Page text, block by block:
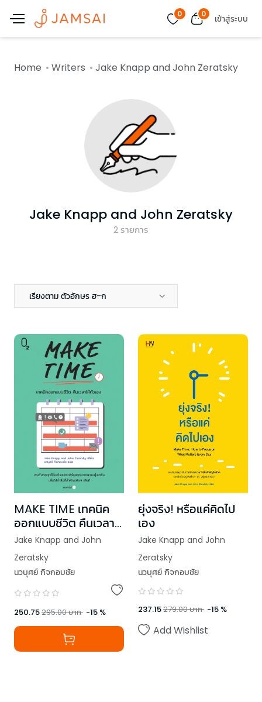
0 0 เข้าสู่ระบบ
Home Writers Jake Knapp and John Zeratsky
Jake Knapp and John Zeratsky
2รายการ
เรียงตาม ตัวอักษร ฮ-ก
MAKE TIME เทคนิค
ออกแบบชีวิต คืนเวลา
ให้ตัวเอง
Jake Knapp and John
Zeratsky
นวบุศย์ กิจกอบชัย
250.75295.00บาท -15 %
ยุ่งจริง! หรือแค่คิดไป
เอง
Jake Knapp and John
Zeratsky
นวบุศย์ กิจกอบชัย
237.15279.00บาท -15 %
Add Wishlist